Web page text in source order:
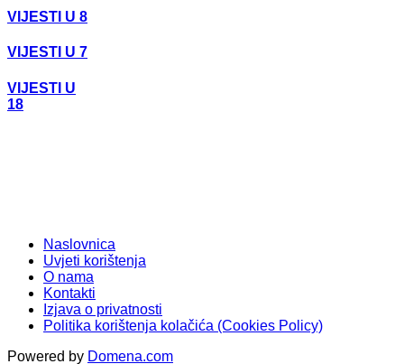
VIJESTI U 8
VIJESTI U 7
VIJESTI U
18
Naslovnica
Uvjeti korištenja
O nama
Kontakti
Izjava o privatnosti
Politika korištenja kolačića (Cookies Policy)
Powered by Domena.com